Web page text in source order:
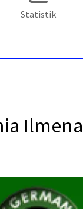
Statistik